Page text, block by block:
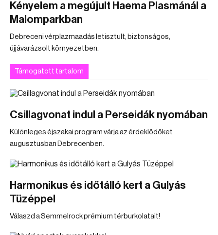
Kényelem a megújult Haema Plasmánál a
Malomparkban
Debreceni vérplazmaadás letisztult, biztonságos,
újjávarázsolt környezetben.
Támogatott tartalom
Csillagvonat indul a Perseidák nyomában
Különleges éjszakai program várja az érdeklődőket
augusztusban Debrecenben.
Harmonikus és időtálló kert a Gulyás
Tüzéppel
Válaszd a Semmelrock prémium térburkolatait!